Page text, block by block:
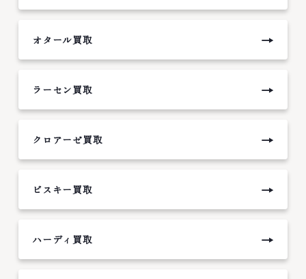
オタール買取 →
ラーセン買取 →
クロアーゼ買取 →
ビスキー買取 →
ハーディ買取 →